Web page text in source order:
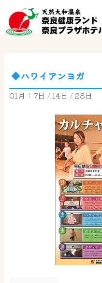
◆ハワイアンヨガ
01月：7日 / 14日 / 28日
AIコンシェルジュ
オンライン
奈良健康ランド
ご質問をお伺いし